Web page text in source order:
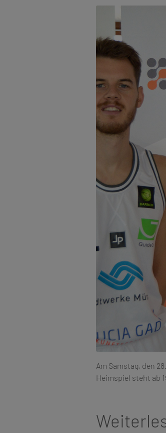
Am Samstag, den
Heimspiel steht ab